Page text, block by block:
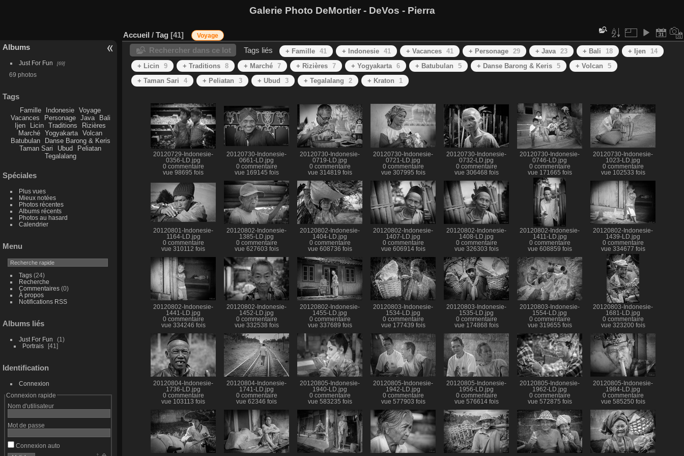
Galerie Photo DeMortier - DeVos - Pierra
Albums
Just For Fun 69
69 photos
Tags
Famille Indonesie
Voyage
Vacances
Personage Java
Bali
Ijen
Licin Traditions
Rizières
Marché
Yogyakarta
Volcan
Batubulan
Danse Barong & Keris
Taman Sari
Ubud
Peliatan
Tegalalang
Spéciales
Plus vues
Mieux notées
Photos récentes
Albums récents
Photos au hasard
Calendrier
Menu
Tags(24)
Recherche
Commentaires(0)
À propos
Notifications RSS
Albums liés
Just For Fun
1
Portrais
41
Identification
Connexion
Connexion rapide
Nom d'utilisateur
Mot de passe
Connexion auto
Accueil / Tag 41 Voyage
Rechercher dans ce lot Tags liés + Famille 41 + Indonesie 41 + Vacances 41 + Personage 29 + Java 23 + Bali 18 + Ijen
14
+ Licin
9 + Traditions 8 + Marché 7 + Rizières 7 + Yogyakarta 6 + Batubulan 5 + Danse Barong & Keris 5 + Volcan
5
+ Taman Sari
4 + Peliatan 3 + Ubud 3 + Tegalalang 2 + Kraton 1
20120729-Indonesie-
0356-LD.jpg
0 commentaire
vue 98695 fois
20120730-Indonesie-
0661-LD.jpg
0 commentaire
vue 169145 fois
20120730-Indonesie-
0719-LD.jpg
0 commentaire
vue 314819 fois
20120730-Indonesie-
0721-LD.jpg
0 commentaire
vue 307995 fois
20120730-Indonesie-
0732-LD.jpg
0 commentaire
vue 306468 fois
20120730-Indonesie-
0746-LD.jpg
0 commentaire
vue 171665 fois
20120730-Indonesie-
1023-LD.jpg
0 commentaire
vue 102533 fois
20120801-Indonesie-
1164-LD.jpg
0 commentaire
vue 310112 fois
20120802-Indonesie-
1385-LD.jpg
0 commentaire
vue 627603 fois
20120802-Indonesie-
1404-LD.jpg
0 commentaire
vue 608736 fois
20120802-Indonesie-
1407-LD.jpg
0 commentaire
vue 606914 fois
20120802-Indonesie-
1408-LD.jpg
0 commentaire
vue 326303 fois
20120802-Indonesie-
1411-LD.jpg
0 commentaire
vue 608859 fois
20120802-Indonesie-
1439-LD.jpg
0 commentaire
vue 334677 fois
20120802-Indonesie-
1441-LD.jpg
0 commentaire
vue 334246 fois
20120802-Indonesie-
1452-LD.jpg
0 commentaire
vue 332538 fois
20120802-Indonesie-
1455-LD.jpg
0 commentaire
vue 337689 fois
20120803-Indonesie-
1534-LD.jpg
0 commentaire
vue 177439 fois
20120803-Indonesie-
1535-LD.jpg
0 commentaire
vue 174868 fois
20120803-Indonesie-
1554-LD.jpg
0 commentaire
vue 319655 fois
20120803-Indonesie-
1681-LD.jpg
0 commentaire
vue 323200 fois
20120804-Indonesie-
1736-LD.jpg
0 commentaire
vue 103113 fois
20120804-Indonesie-
1741-LD.jpg
0 commentaire
vue 62346 fois
20120805-Indonesie-
1940-LD.jpg
0 commentaire
vue 583235 fois
20120805-Indonesie-
1942-LD.jpg
0 commentaire
vue 577903 fois
20120805-Indonesie-
1956-LD.jpg
0 commentaire
vue 576614 fois
20120805-Indonesie-
1962-LD.jpg
0 commentaire
vue 572875 fois
20120805-Indonesie-
1984-LD.jpg
0 commentaire
vue 585250 fois